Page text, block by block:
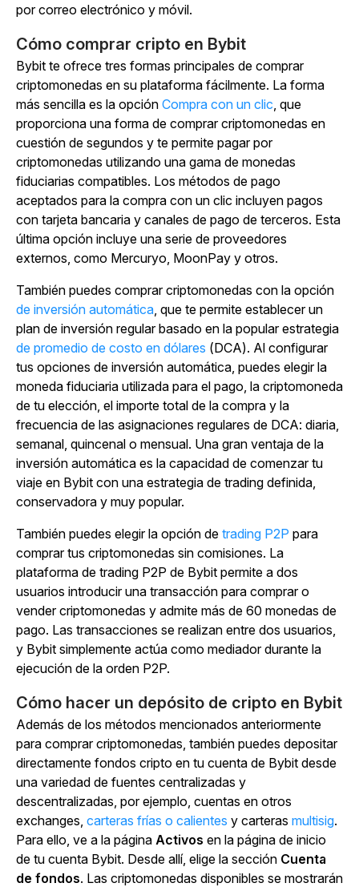
por correo electrónico y móvil.
Cómo comprar cripto en Bybit
Bybit te ofrece tres formas principales de comprar
criptomonedas en su plataforma fácilmente. La forma
más sencilla es la opción Compra con un clic , que
proporciona una forma de comprar criptomonedas en
cuestión de segundos y te permite pagar por
criptomonedas utilizando una gama de monedas
fiduciarias compatibles. Los métodos de pago
aceptados para la compra con un clic incluyen pagos
con tarjeta bancaria y canales de pago de terceros. Esta
última opción incluye una serie de proveedores
externos, como Mercuryo, MoonPay y otros.
También puedes comprar criptomonedas con la opción
de inversión automática , que te permite establecer un
plan de inversión regular basado en la popular estrategia
de promedio de costo en dólares (DCA). Al configurar
tus opciones de inversión automática, puedes elegir la
moneda fiduciaria utilizada para el pago, la criptomoneda
de tu elección, el importe total de la compra y la
frecuencia de las asignaciones regulares de DCA: diaria,
semanal, quincenal o mensual. Una gran ventaja de la
inversión automática es la capacidad de comenzar tu
viaje en Bybit con una estrategia de trading definida,
conservadora y muy popular.
También puedes elegir la opción de trading P2P para
comprar tus criptomonedas sin comisiones. La
plataforma de trading P2P de Bybit permite a dos
usuarios introducir una transacción para comprar o
vender criptomonedas y admite más de 60 monedas de
pago. Las transacciones se realizan entre dos usuarios,
y Bybit simplemente actúa como mediador durante la
ejecución de la orden P2P.
Cómo hacer un depósito de cripto en Bybit
Además de los métodos mencionados anteriormente
para comprar criptomonedas, también puedes depositar
directamente fondos cripto en tu cuenta de Bybit desde
una variedad de fuentes centralizadas y
descentralizadas, por ejemplo, cuentas en otros
exchanges, carteras frías o calientes y carteras multisig.
Para ello, ve a la página Activos en la página de inicio
de tu cuenta Bybit. Desde allí, elige la sección Cuenta
de fondos. Las criptomonedas disponibles se mostrarán